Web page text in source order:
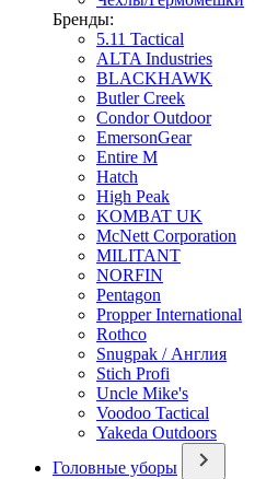
Бренды:
5.11 Tactical
ALTA Industries
BLACKHAWK
Butler Creek
Condor Outdoor
EmersonGear
Entire M
Hatch
High Peak
KOMBAT UK
McNett Corporation
MILITANT
NORFIN
Pentagon
Propper International
Rothco
Snugpak / Англия
Stich Profi
Uncle Mike's
Voodoo Tactical
Yakeda Outdoors
Головные уборы